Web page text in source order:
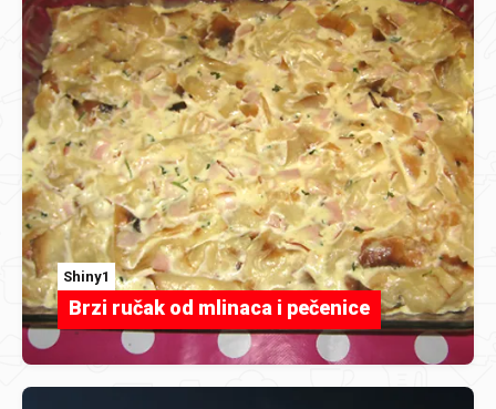
Shiny1
Brzi ručak od mlinaca i pečenice